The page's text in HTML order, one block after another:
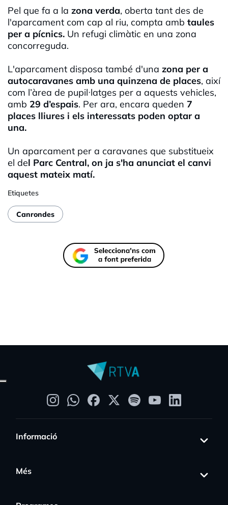
Pel que fa a la zona verda, oberta tant des de
l'aparcament com cap al riu, compta amb taules
per a pícnics. Un refugi climàtic en una zona
concorreguda.
L'aparcament disposa també d'una zona per a
autocaravanes amb una quinzena de places, així
com l’àrea de pupil·latges per a aquests vehicles,
amb 29 d’espais. Per ara, encara queden 7
places lliures i els interessats poden optar a
una.
Un aparcament per a caravanes que substitueix
el del Parc Central, on ja s'ha anunciat el canvi
aquest mateix matí.
Etiquetes
Canrondes
Informació
Més